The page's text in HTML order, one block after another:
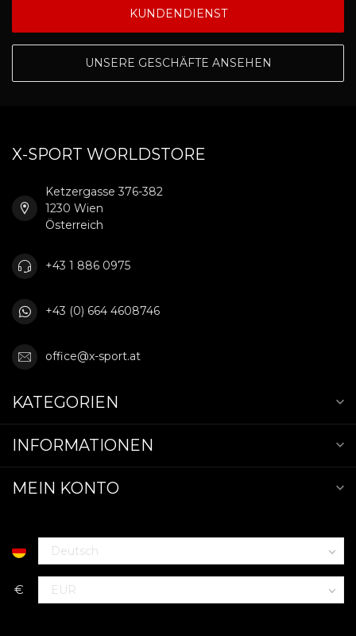
KUNDENDIENST
UNSERE GESCHÄFTE ANSEHEN
X-SPORT WORLDSTORE
Ketzergasse 376-382
1230 Wien
Österreich
+43 1 886 0975
+43 (0) 664 4608746
office@x-sport.at
KATEGORIEN
INFORMATIONEN
MEIN KONTO
€